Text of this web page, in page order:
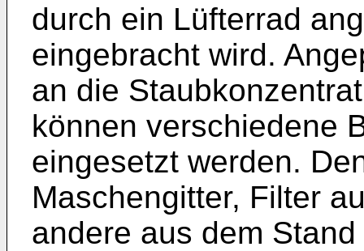
durch ein Lüfterrad
eingebracht wird.
an die
können verschiedene
eingesetzt werden.
Maschengitter, Filter
andere aus dem